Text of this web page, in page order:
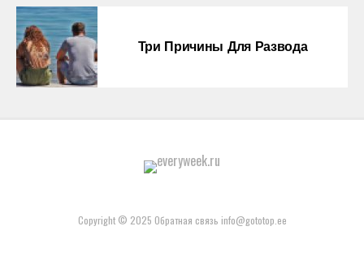
Три Причины Для Развода
Copyright © 2025 Обратная связь info@gototop.ee